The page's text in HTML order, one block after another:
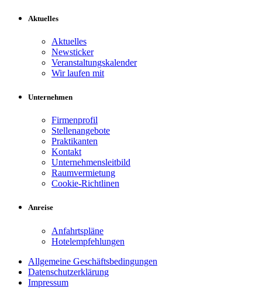
Aktuelles
Aktuelles
Newsticker
Veranstaltungskalender
Wir laufen mit
Unternehmen
Firmenprofil
Stellenangebote
Praktikanten
Kontakt
Unternehmensleitbild
Raumvermietung
Cookie-Richtlinen
Anreise
Anfahrtspläne
Hotelempfehlungen
Allgemeine Geschäftsbedingungen
Datenschutzerklärung
Impressum